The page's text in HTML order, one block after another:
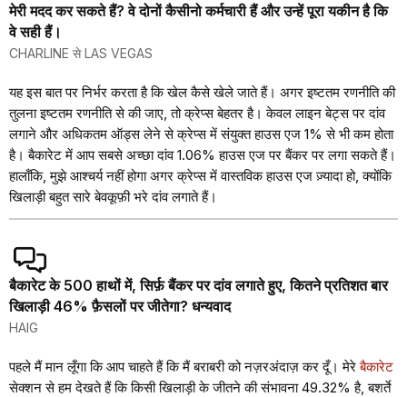
मेरी मदद कर सकते हैं? वे दोनों कैसीनो कर्मचारी हैं और उन्हें पूरा यकीन है कि
वे सही हैं।
CHARLINE से LAS VEGAS
यह इस बात पर निर्भर करता है कि खेल कैसे खेले जाते हैं। अगर इष्टतम रणनीति की
तुलना इष्टतम रणनीति से की जाए, तो क्रेप्स बेहतर है। केवल लाइन बेट्स पर दांव
लगाने और अधिकतम ऑड्स लेने से क्रेप्स में संयुक्त हाउस एज 1% से भी कम होता
है। बैकारेट में आप सबसे अच्छा दांव 1.06% हाउस एज पर बैंकर पर लगा सकते हैं।
हालाँकि, मुझे आश्चर्य नहीं होगा अगर क्रेप्स में वास्तविक हाउस एज ज़्यादा हो, क्योंकि
खिलाड़ी बहुत सारे बेवकूफ़ी भरे दांव लगाते हैं।
बैकारेट के 500 हाथों में, सिर्फ़ बैंकर पर दांव लगाते हुए, कितने प्रतिशत बार
खिलाड़ी 46% फ़ैसलों पर जीतेगा? धन्यवाद
HAIG
पहले मैं मान लूँगा कि आप चाहते हैं कि मैं बराबरी को नज़रअंदाज़ कर दूँ। मेरेबैकारेट
सेक्शन से हम देखते हैं कि किसी खिलाड़ी के जीतने की संभावना 49.32% है, बशर्ते